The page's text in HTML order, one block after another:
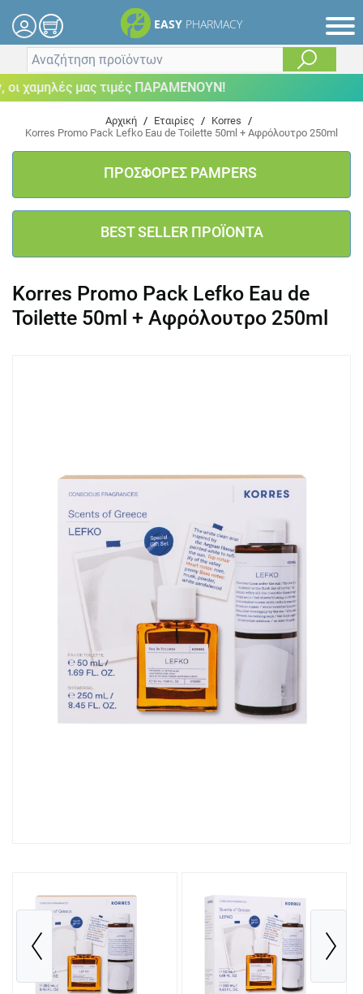
EASY PHARMACY
χαμηλές μας τιμές ΠΑΡΑΜΕΝΟΥΝ!
Αρχική / Εταιρίες / Korres /
Korres Promo Pack Lefko Eau de Toilette 50ml + Αφρόλουτρο 250ml
ΠΡΟΣΦΟΡΕΣ PAMPERS
BEST SELLER ΠΡΟΪΟΝΤΑ
Korres Promo Pack Lefko Eau de
Toilette 50ml + Αφρόλουτρο 250ml